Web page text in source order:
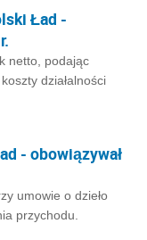
Ład -
netto, podając
działalności
- obowiązywał
umowie o dzieło
przychodu.